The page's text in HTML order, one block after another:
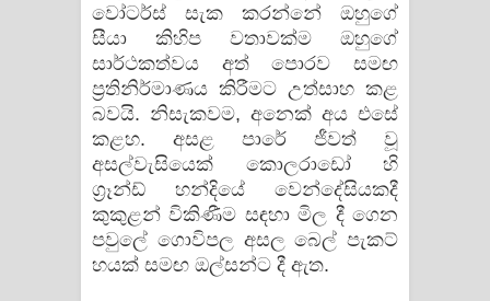
වෝටර්ස් සැක කරන්නේ ඔහුගේ
සීයා කිහිප වතාවක්ම ඔහුගේ
සාර්ථකත්වය අත් පොරව සමඟ
ප්‍රතිනිර්මාණය කිරීමට උත්සාහ කළ
බවයි. නිසැකවම, අනෙක් අය එසේ
කළහ. අසළ පාරේ ජීවත් වූ
අසල්වැසියෙක් කොලරාඩෝ හි
ග්‍රෑන්ඩ් හන්දියේ වෙන්දේසියකදී
කුකුළන් විකිණීම සඳහා මිල දී ගෙන
පවුලේ ගොවිපල අසල බෙල් පැකට්
හයක් සමඟ ඔල්සන්ට දී ඇත.